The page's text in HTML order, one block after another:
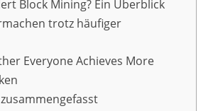
Block Mining? Ein Überblick
trotz häufiger
Everyone Achieves More